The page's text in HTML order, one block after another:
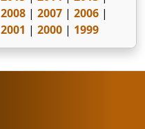
2008 | 2007 | 2006 |
2001 | 2000 | 1999